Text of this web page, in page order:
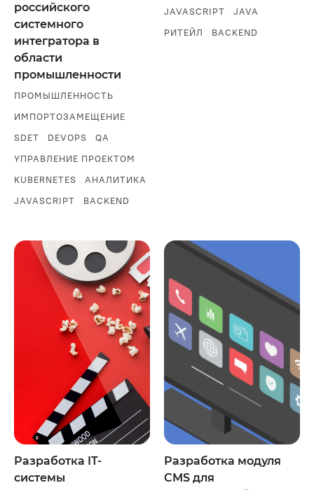
российского
системного
интегратора в
области
промышленности
ПРОМЫШЛЕННОСТЬ
ИМПОРТОЗАМЕЩЕНИЕ
SDET
DEVOPS
QA
УПРАВЛЕНИЕ ПРОЕКТОМ
KUBERNETES
АНАЛИТИКА
JAVASCRIPT
BACKEND
JAVASCRIPT
JAVA
РИТЕЙЛ
BACKEND
Разработка IT-
системы
Разработка модуля
CMS для